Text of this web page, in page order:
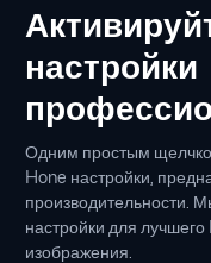
настройки
Одним простым
Hone настройки,
производительности.
настройки для
изображения.